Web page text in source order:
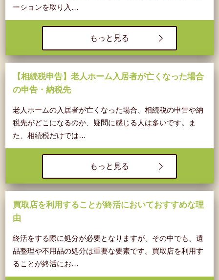
ーションを取り入…
もっと見る
【相続税申告】老人ホーム入居者が亡くなった場合
の申告・納税先
老人ホームの入居者が亡くなった場合、相続税の申告や納
税先がどこになるのか、疑問に感じる人は多いです。ま
た、相続税だけでは…
もっと見る
買取店を利用することが終活においておすすめな理
由
終活をする際に処分が必要となりますが、その中でも、遺
品整理や不用品の処分は重要な要素です。買取店を利用す
ることが終活にお…